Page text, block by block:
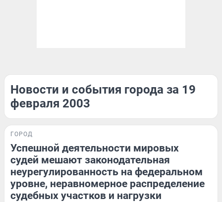
Новости и события города за 19
февраля 2003
ГОРОД
Успешной деятельности мировых
судей мешают законодательная
неурегулированность на федеральном
уровне, неравномерное распределение
судебных участков и нагрузки